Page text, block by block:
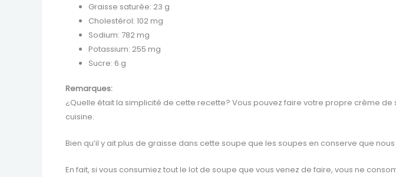
Graisse saturée: 23 g
Cholestérol: 102 mg
Sodium: 782 mg
Potassium: 255 mg
Sucre: 6 g
Remarques:
¿Quelle était la simplicité de cette recette? Vous pouvez faire votre propre crème
cuisine.
Bien qu’il y ait plus de graisse dans cette soupe que les soupes en conserve que
En fait, si vous consumiez tout le lot de soupe que vous venez de faire, vous ne